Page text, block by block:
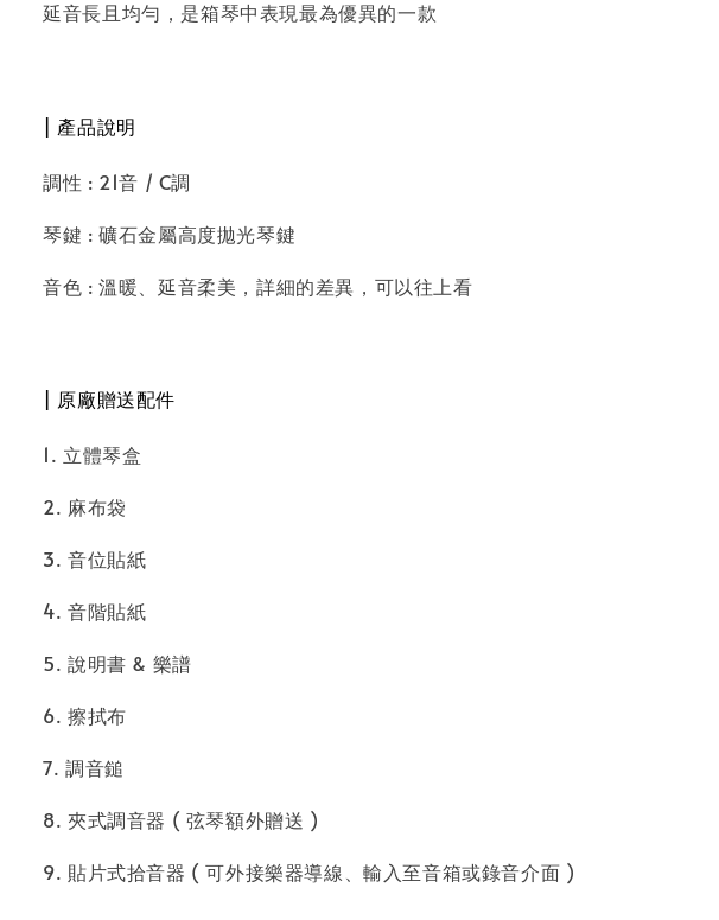
延音長且均勻，是箱琴中表現最為優異的一款
| 產品說明
調性 : 21音 / C調
琴鍵 : 礦石金屬高度拋光琴鍵
音色 : 溫暖、延音柔美，詳細的差異，可以往上看
| 原廠贈送配件
1. 立體琴盒
2. 麻布袋
3. 音位貼紙
4. 音階貼紙
5. 說明書 & 樂譜
6. 擦拭布
7. 調音鎚
8. 夾式調音器 ( 弦琴額外贈送 )
9. 貼片式拾音器 ( 可外接樂器導線、輸入至音箱或錄音介面 )